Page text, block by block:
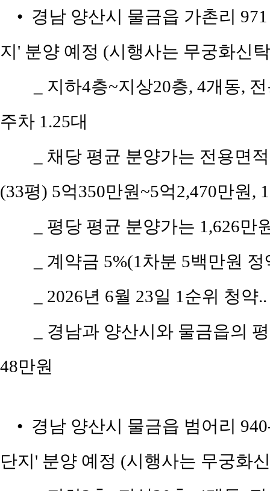
• 경남 양산시 물금읍 가촌리
지' 분양 예정 (시행사는 무궁화신
_ 지하4층~지상20층, 4개동,
주차 1.25대
_ 채당 평균 분양가는 전용면
(33평) 5억350만원~5억2,470만원,
_ 평당 평균 분양가는 1,626
_ 계약금 5%(1차분 5백만원
_ 2026년 6월 23일 1순위 청
_ 경남과 양산시와 물금읍의
48만원
• 경남 양산시 물금읍 범어리
단지' 분양 예정 (시행사는 무궁화